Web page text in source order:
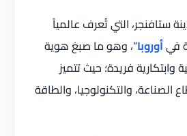
ستافنجر، التي تُعرف عالمياً
فيأوروبا”، وهو ما صبغ هوية
فريدة؛ حيث تتميز
الصناعة، والتكنولوجيا، والطاقة